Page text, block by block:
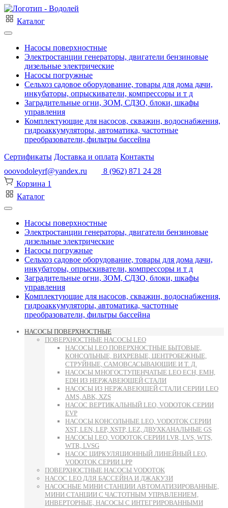
Каталог
Насосы поверхностные
Электростанции генераторы, двигатели бензиновые
дизельные электрические
Насосы погружные
Сельхоз садовое оборудование, товары для дома дачи,
инкубаторы, опрыскиватели, компрессоры и т д
Заградительные огни, ЗОМ, СДЗО, блоки, шкафы
управления
Комплектующие для насосов, скважин, водоснабжения,
гидроаккумуляторы, автоматика, частотные
преобразователи, фильтры бассейна
Сертификаты Доставка и оплата Контакты
ooovodoleyrf@yandex.ru
8 (962) 871 24 28
Корзина 1
Каталог
Насосы поверхностные
Электростанции генераторы, двигатели бензиновые
дизельные электрические
Насосы погружные
Сельхоз садовое оборудование, товары для дома дачи,
инкубаторы, опрыскиватели, компрессоры и т д
Заградительные огни, ЗОМ, СДЗО, блоки, шкафы
управления
Комплектующие для насосов, скважин, водоснабжения,
гидроаккумуляторы, автоматика, частотные
преобразователи, фильтры бассейна
НАСОСЫ ПОВЕРХНОСТНЫЕ
ПОВЕРХНОСТНЫЕ НАСОСЫ LEO
НАСОСЫ LEO ПОВЕРХНОСТНЫЕ БЫТОВЫЕ,
КОНСОЛЬНЫЕ, ВИХРЕВЫЕ, ЦЕНТРОБЕЖНЫЕ,
СТРУЙНЫЕ, САМОВСАСЫВАЮЩИЕ И Т. Д.
НАСОСЫ МНОГОСТУПЕНЧАТЫЕ LEO ECH, EMH,
EDH ИЗ НЕРЖАВЕЮЩЕЙ СТАЛИ
НАСОСЫ ИЗ НЕРЖАВЕЮЩЕЙ СТАЛИ СЕРИИ LEO
AMS, ABK, XZS
НАСОС ВЕРТИКАЛЬНЫЙ LEO, VODOTOK СЕРИИ
EVP
НАСОСЫ КОНСОЛЬНЫЕ LEO, VODOTOK СЕРИИ
XST, LEN, LEP, XSTP, LEZ, ДВУХКАНАЛЬНЫЕ GS
НАСОСЫ LEO, VODOTOK СЕРИИ LVR, LVS, WTS,
WTR, LVSG
НАСОС ЦИРКУЛЯЦИОННЫЙ ЛИНЕЙНЫЙ LEO,
VODOTOK СЕРИИ LPP
ПОВЕРХНОСТНЫЕ НАСОСЫ VODOTOK
НАСОС LEO ДЛЯ БАССЕЙНА И ДЖАКУЗИ
НАСОСНЫЕ МИНИ СТАНЦИИ АВТОМАТИЗИРОВАННЫЕ,
МИНИ СТАНЦИИ С ЧАСТОТНЫМ УПРАВЛЕНИЕМ,
ИНВЕРТОРНЫЕ, НАСОСЫ С ИНТЕГРИРОВАННЫМИ